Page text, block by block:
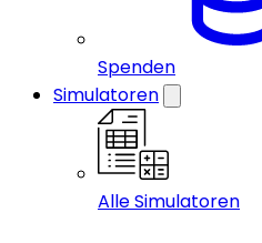
Spenden
Simulatoren
Alle Simulatoren